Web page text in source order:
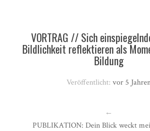
VORTRAG // Sich
Bildlichkeit reflektieren als
Bildung
Veröffentlicht: vor 5
←
PUBLIKATION: Dein Blick weckt